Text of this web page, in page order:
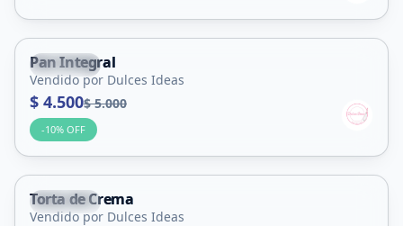
Capital
Pan Integral
Vendido por Dulces Ideas
$ 4.500$ 5.000
-10% OFF
Capital
Torta de Crema
Vendido por Dulces Ideas